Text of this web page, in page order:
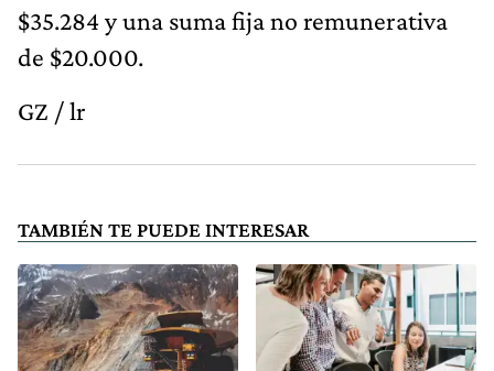
$35.284 y una suma fija no remunerativa
de $20.000.
GZ / lr
TAMBIÉN TE PUEDE INTERESAR